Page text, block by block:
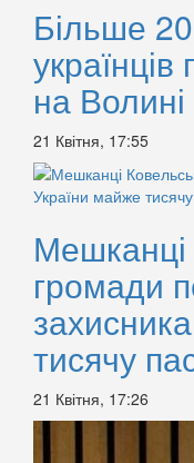
Більше
на Волині
21 Квітня, 17:55
Мешканці
громади
тисячу
21 Квітня, 17:26